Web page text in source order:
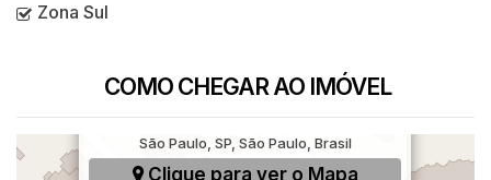
Zona Sul
COMO CHEGAR AO IMÓVEL
Rua Ibaragui Nissui, 166, Jardim Vila Mariana,
São Paulo, SP, São Paulo, Brasil
Clique para ver o Mapa